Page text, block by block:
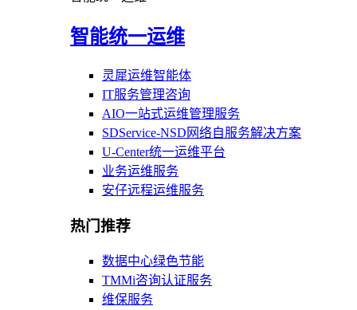
智能统一运维
灵犀运维智能体
IT服务管理咨询
AIO一站式运维管理服务
SDService-NSD网络自服务解决方案
U-Center统一运维平台
业务运维服务
安仔远程运维服务
热门推荐
数据中心绿色节能
TMMi咨询认证服务
维保服务